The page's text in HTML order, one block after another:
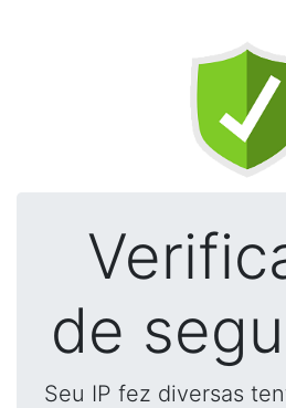
de
Seu IP fez diversas